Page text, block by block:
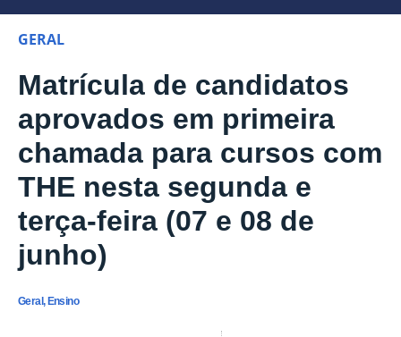
GERAL
Matrícula de candidatos
aprovados em primeira
chamada para cursos com
THE nesta segunda e
terça-feira (07 e 08 de
junho)
Geral, Ensino